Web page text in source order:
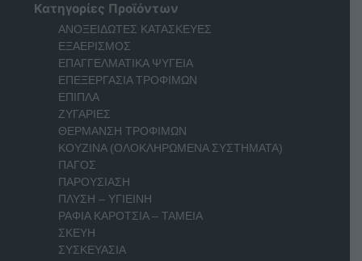
Κατηγορίες Προϊόντων
ΑΝΟΞΕΙΔΩΤΕΣ ΚΑΤΑΣΚΕΥΕΣ
ΕΞΑΕΡΙΣΜΟΣ
ΕΠΑΓΓΕΛΜΑΤΙΚΑ ΨΥΓΕΙΑ
ΕΠΕΞΕΡΓΑΣΙΑ ΤΡΟΦΙΜΩΝ
ΕΠΙΠΛΑ
ΖΥΓΑΡΙΕΣ
ΘΕΡΜΑΝΣΗ ΤΡΟΦΙΜΩΝ
ΚΟΥΖΙΝΑ (ΟΛΟΚΛΗΡΩΜΕΝΑ ΣΥΣΤΗΜΑΤΑ)
ΠΑΓΟΣ
ΠΑΡΟΥΣΙΑΣΗ
ΠΛΥΣΗ – ΥΓΙΕΙΝΗ
ΡΑΦΙΑ ΚΑΡΟΤΣΙΑ – ΤΑΜΕΙΑ
ΣΚΕΥΗ
ΣΥΣΚΕΥΑΣΙΑ